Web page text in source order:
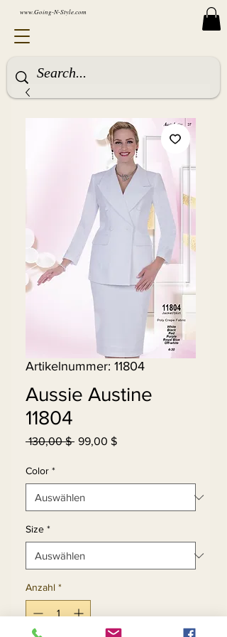
www.Going-N-Style.com
Artikelnummer: 11804
Aussie Austine
11804
130,00 $ Standardpreis
99,00 $Sale-
Color *
Size *
Anzahl *